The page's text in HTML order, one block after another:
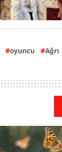
oyuncu Ağrı